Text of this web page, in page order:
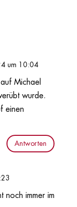
um 10:04
Michael
wurde.
einen
Antworten
noch immer im